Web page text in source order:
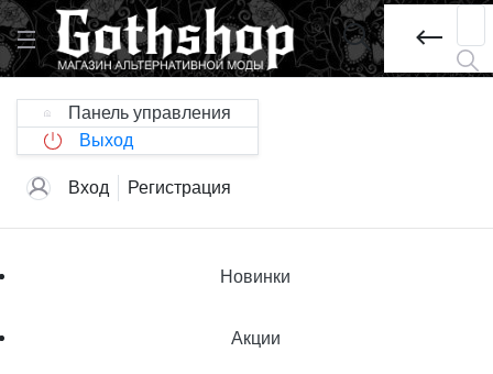
Панель управления
Выход
Вход Регистрация
Новинки
Акции